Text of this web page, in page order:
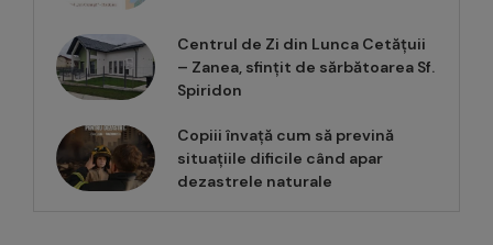
Centrul de Zi din Lunca Cetățuii
– Zanea, sfințit de sărbătoarea Sf.
Spiridon
Copiii învață cum să prevină
situațiile dificile când apar
dezastrele naturale